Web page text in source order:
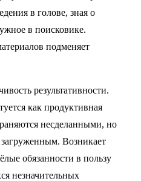
в голове, зная о
в поисковике.
подменяет
результативности.
как продуктивная
несделанными, но
Возникает
обязанности в пользу
незначительных